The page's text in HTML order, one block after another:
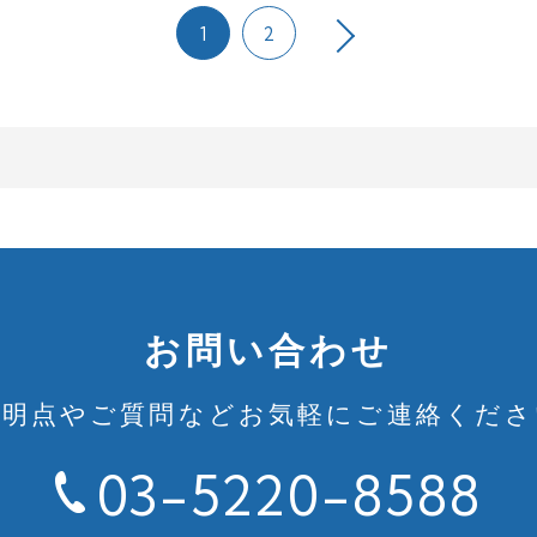
1 2
お問い合わせ
点やご質問など お気軽にご連絡くだ
03-5220-8588